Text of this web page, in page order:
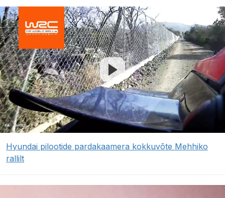
Hyundai pilootide pardakaamera kokkuvõte Mehhiko
rallilt